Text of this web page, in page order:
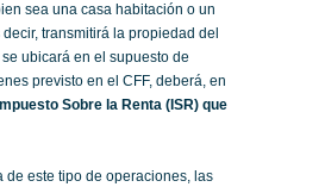
sea una casa habitación o un
transmitirá la propiedad del
ubicará en el supuesto de
previsto en el CFF, deberá, en
Sobre la Renta (ISR) que
de este tipo de operaciones, las